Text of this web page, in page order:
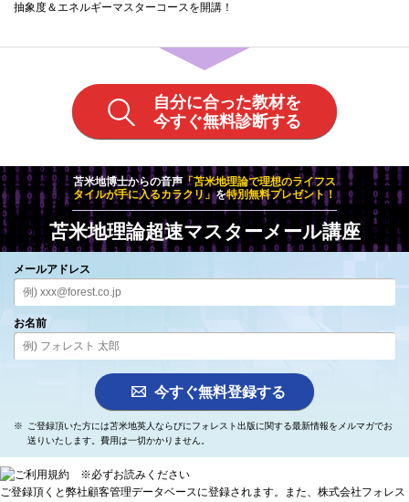
抽象度＆エネルギーマスターコースを開講！
自分に合った教材を
今すぐ無料診断する
苫米地博士からの音声 「苫米地理論で理想のライフス
タイルが手に入るカラクリ」を特別無料プレゼント！
苫米地理論超速マスターメール講座
メールアドレス
お名前
ご登録頂いた方には苫米地英人ならびにフォレスト出版に関する最新情報をメルマガでお
送りいたします。費用は一切かかりません。
ご登録頂くと弊社顧客管理データベースに登録されます。また、株式会社フォレス